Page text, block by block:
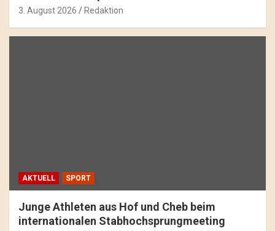
3. August 2026 Redaktion
AKTUELL SPORT
Junge Athleten aus Hof und Cheb beim
internationalen Stabhochsprungmeeting